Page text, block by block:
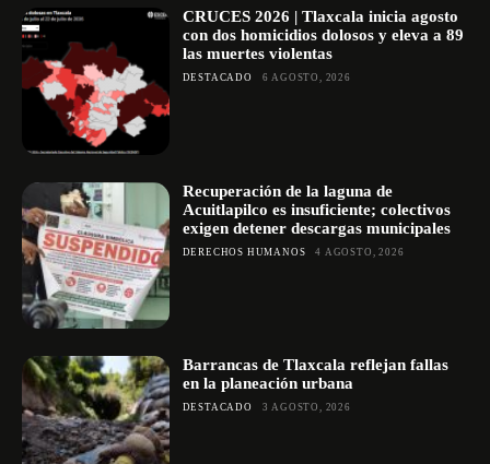
CRUCES 2026 | Tlaxcala inicia agosto
con dos homicidios dolosos y eleva a 89
las muertes violentas
DESTACADO 6 AGOSTO, 2026
Recuperación de la laguna de
Acuitlapilco es insuficiente; colectivos
exigen detener descargas municipales
DERECHOS HUMANOS 4 AGOSTO, 2026
Barrancas de Tlaxcala reflejan fallas
en la planeación urbana
DESTACADO 3 AGOSTO, 2026